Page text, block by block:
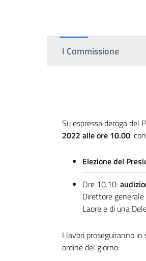
I Commissione
Su espressa deroga del
2022 alle ore 10.00,
Elezione del
Ore 10.10:
Direttore
Laore e di una
I lavori proseguiranno
ordine del giorno: